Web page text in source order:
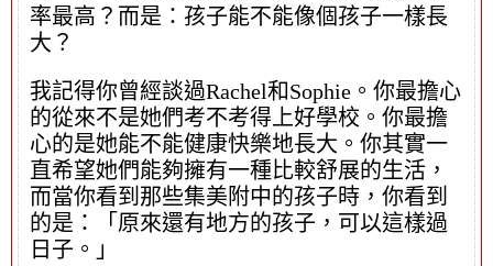
率最高？而是：孩子能不能像個孩子一樣長
大？
我記得你曾經談過Rachel和Sophie。你最擔心
的從來不是她們考不考得上好學校。你最擔
心的是她能不能健康快樂地長大。你其實一
直希望她們能夠擁有一種比較舒展的生活，
而當你看到那些集美附中的孩子時，你看到
的是：「原來還有地方的孩子，可以這樣過
日子。」